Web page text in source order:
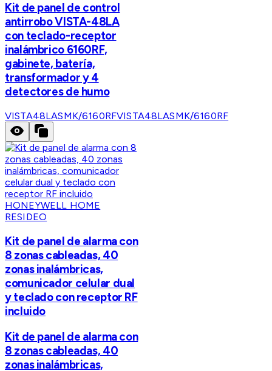
Kit de panel de control
antirrobo VISTA-48LA
con teclado-receptor
inalámbrico 6160RF,
gabinete, batería,
transformador y 4
detectores de humo
VISTA48LASMK/6160RFVISTA48LASMK/6160RF
HONEYWELL HOME
RESIDEO
Kit de panel de alarma con
8 zonas cableadas, 40
zonas inalámbricas,
comunicador celular dual
y teclado con receptor RF
incluido
Kit de panel de alarma con
8 zonas cableadas, 40
zonas inalámbricas,